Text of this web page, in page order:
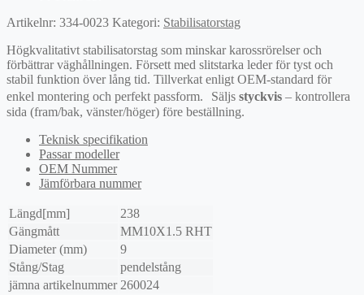
Artikelnr: 334-0023 Kategori: Stabilisatorstag
Högkvalitativt stabilisatorstag som minskar karossrörelser och
förbättrar väghållningen. Försett med slitstarka leder för tyst och
stabil funktion över lång tid. Tillverkat enligt OEM-standard för
enkel montering och perfekt passform. Säljs styckvis – kontrollera
sida (fram/bak, vänster/höger) före beställning.
Teknisk specifikation
Passar modeller
OEM Nummer
Jämförbara nummer
Längd[mm]
238
Gängmått
MM10X1.5 RHT
Diameter (mm)
9
Stång/Stag
pendelstång
jämna artikelnummer 260024